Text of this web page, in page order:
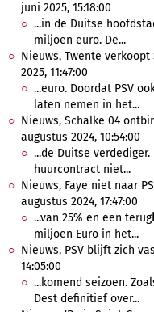
juni 2025, 15:18:00
...in de Duitse
miljoen euro. De...
Nieuws, Twente
2025, 11:47:00
...euro. Doordat PSV
laten nemen in het...
Nieuws, Schalke 04
augustus 2024, 10:54:00
...de Duitse
huurcontract niet...
Nieuws, Faye niet naar
augustus 2024, 17:47:00
...van 25% en een terug
miljoen Euro in het...
Nieuws, PSV blijft zich
14:05:00
...komend seizoen.
Dest definitief over...